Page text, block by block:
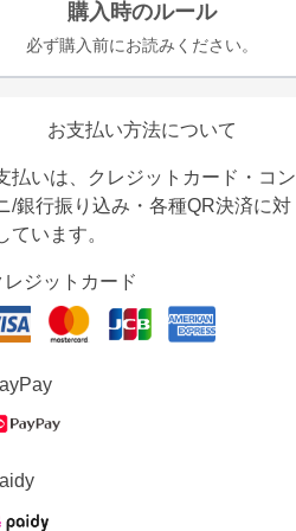
購入時のルール
必ず購入前にお読みください。
お支払い方法について
払いは、クレジットカード・コン
/銀行振り込み・各種QR決済に対
ています。
レジットカード